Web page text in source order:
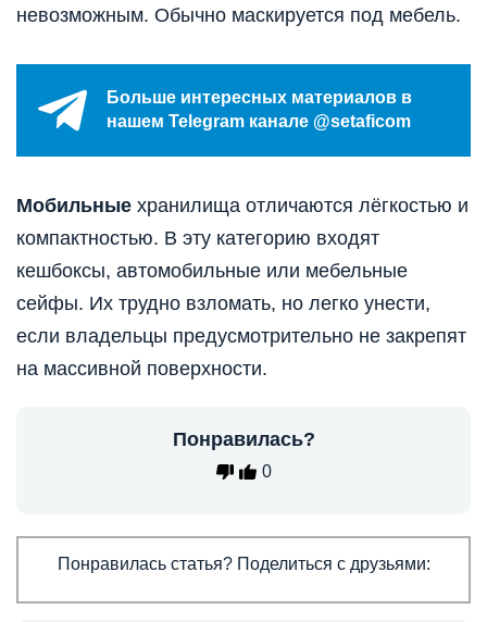
невозможным. Обычно маскируется под мебель.
Больше интересных материалов в
нашем Telegram канале @setaficom
Мобильные хранилища отличаются лёгкостью и
компактностью. В эту категорию входят
кешбоксы, автомобильные или мебельные
сейфы. Их трудно взломать, но легко унести,
если владельцы предусмотрительно не закрепят
на массивной поверхности.
Понравилась?
0
Понравилась статья? Поделиться с друзьями: